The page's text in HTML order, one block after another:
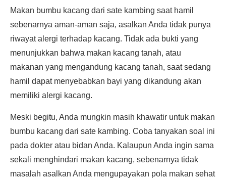
Makan bumbu kacang dari sate kambing saat hamil
sebenarnya aman-aman saja, asalkan Anda tidak punya
riwayat alergi terhadap kacang. Tidak ada bukti yang
menunjukkan bahwa makan kacang tanah, atau
makanan yang mengandung kacang tanah, saat sedang
hamil dapat menyebabkan bayi yang dikandung akan
memiliki alergi kacang.
Meski begitu, Anda mungkin masih khawatir untuk makan
bumbu kacang dari sate kambing. Coba tanyakan soal ini
pada dokter atau bidan Anda. Kalaupun Anda ingin sama
sekali menghindari makan kacang, sebenarnya tidak
masalah asalkan Anda mengupayakan pola makan sehat